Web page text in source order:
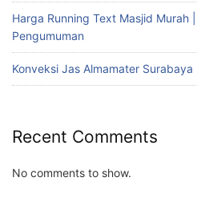
Harga Running Text Masjid Murah
Pengumuman
Konveksi Jas Almamater Surabaya
Recent Comments
No comments to show.